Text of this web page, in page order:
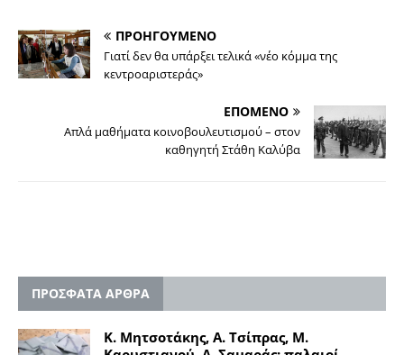
ΠΡΟΗΓΟΥΜΕΝΟ
Γιατί δεν θα υπάρξει τελικά «νέο κόμμα της
κεντροαριστεράς»
ΕΠΟΜΕΝΟ
Απλά μαθήματα κοινοβουλευτισμού – στον
καθηγητή Στάθη Καλύβα
ΠΡΟΣΦΑΤΑ ΑΡΘΡΑ
Κ. Μητσοτάκης, Α. Τσίπρας, Μ.